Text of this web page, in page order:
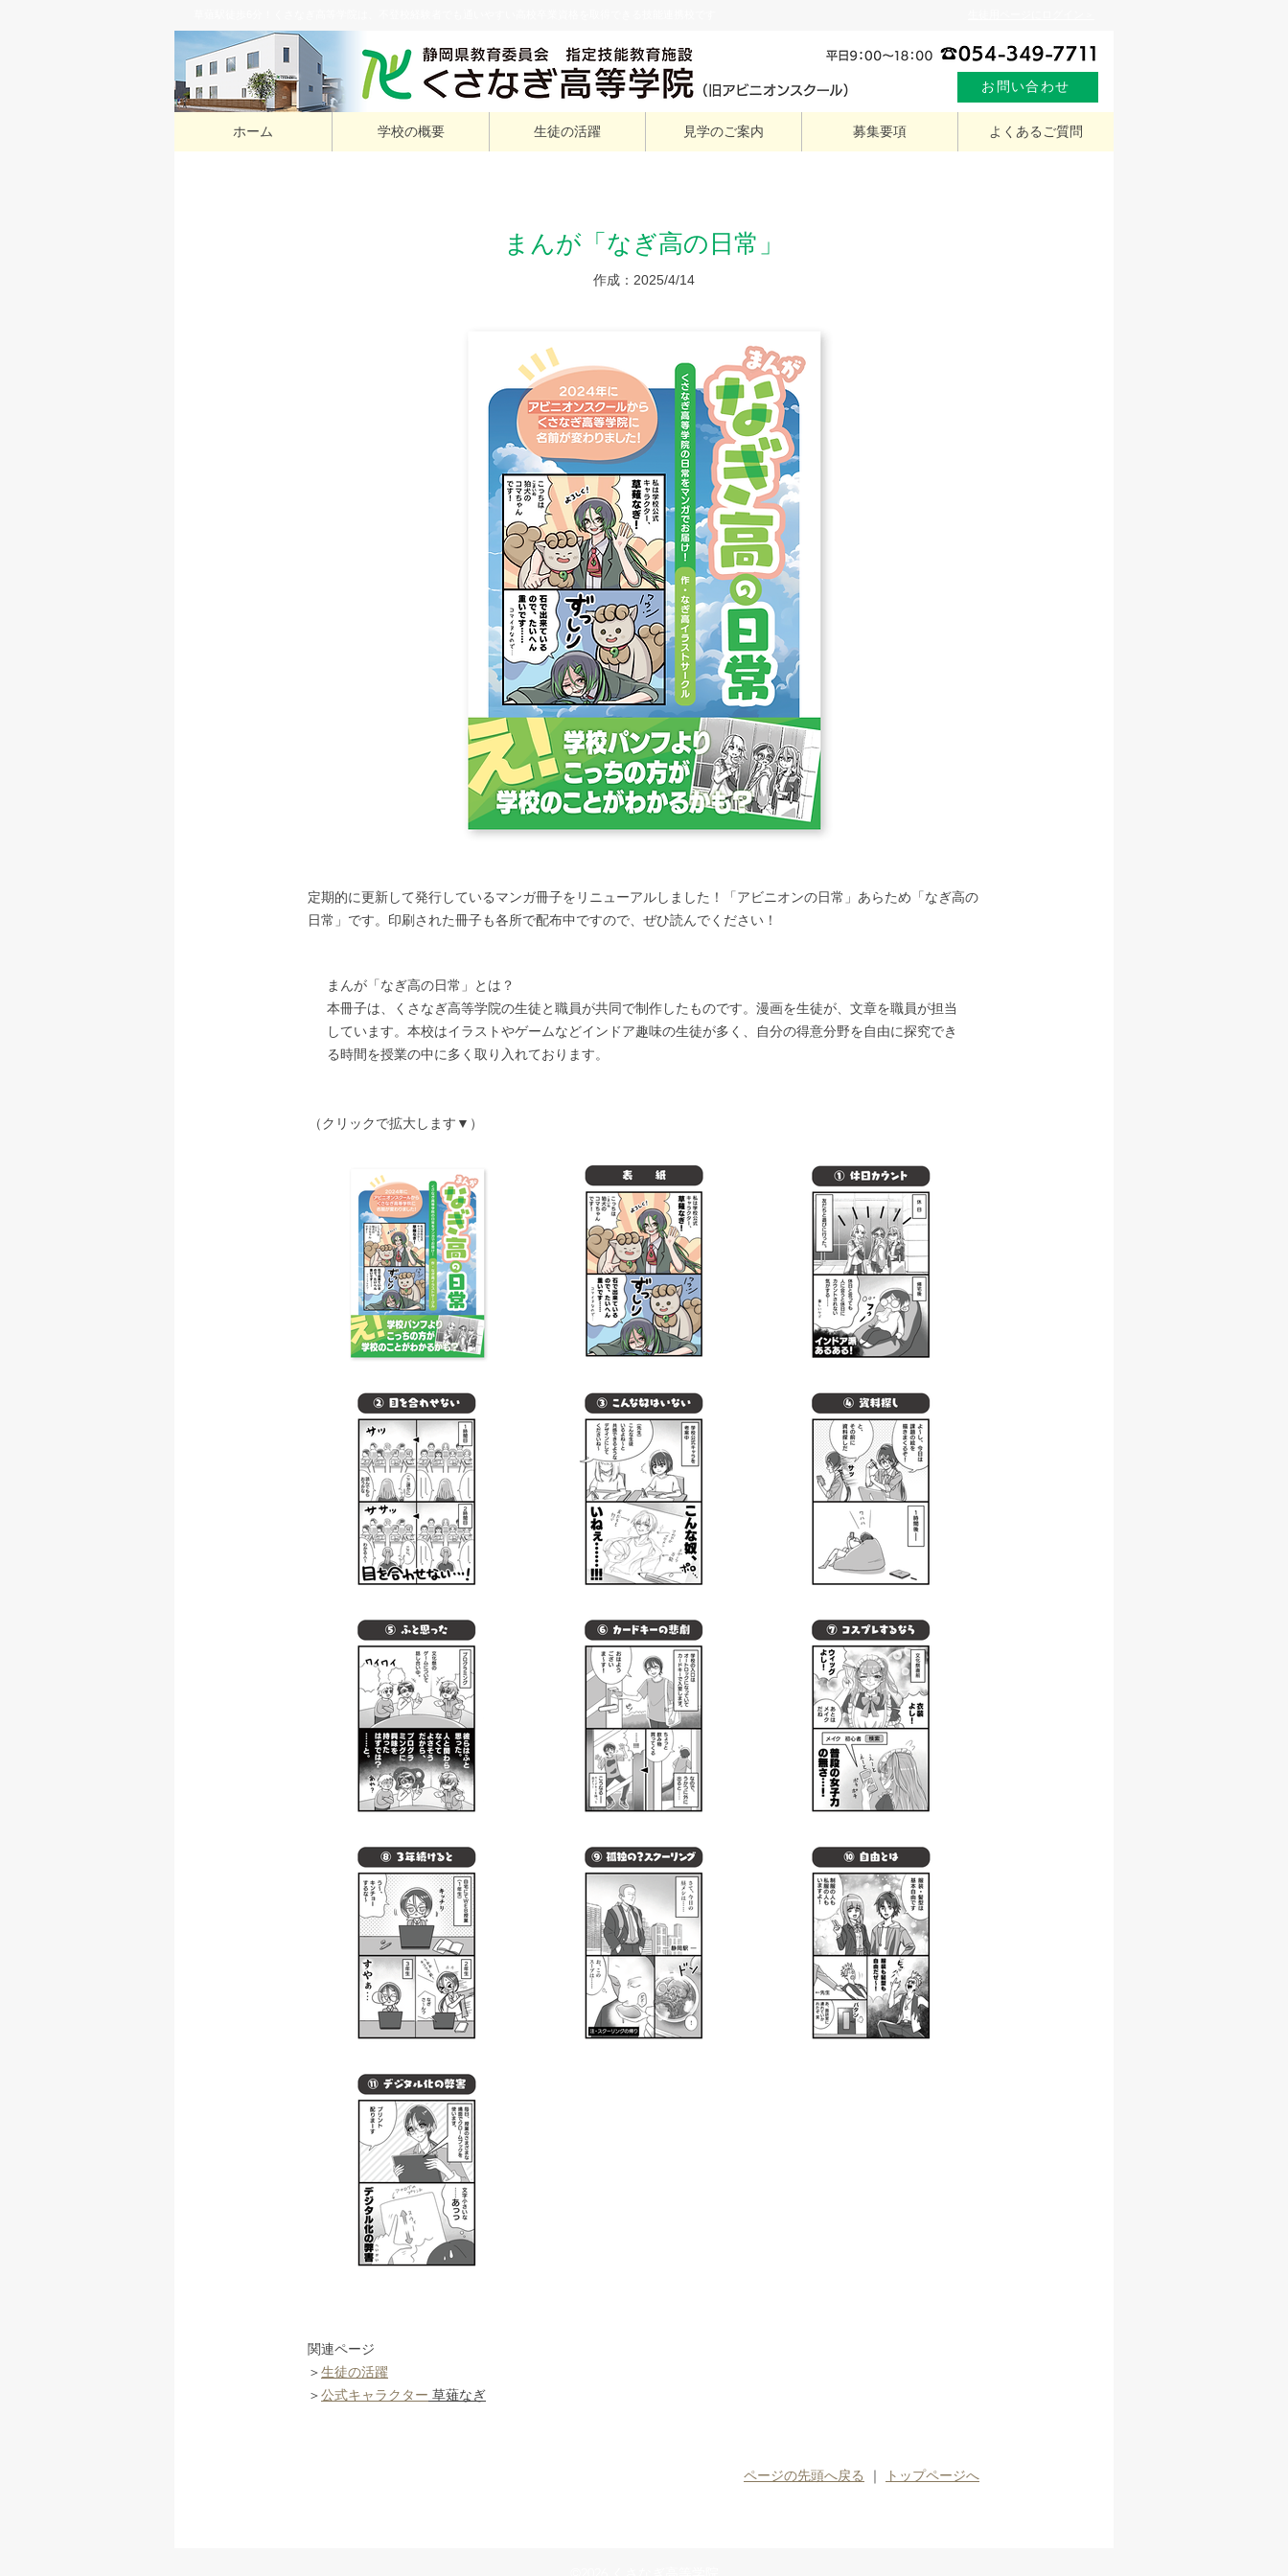
お問い合わせ
ホーム 学校の概要 生徒の活躍 見学のご案内 募集要項 よくあるご質問
まんが「なぎ高の日常」
作成：2025/4/14
定期的に更新して発行しているマンガ冊子をリニューアルしました！「アビニオンの日常」あらため「なぎ高の
日常」です。印刷された冊子も各所で配布中ですので、ぜひ読んでください！
まんが「なぎ高の日常」とは？
本冊子は、くさなぎ高等学院の生徒と職員が共同で制作したものです。漫画を生徒が、文章を職員が担当
しています。本校はイラストやゲームなどインドア趣味の生徒が多く、自分の得意分野を自由に探究でき
る時間を授業の中に多く取り入れております。
​（クリックで拡大します▼）
関連ページ
＞生徒の活躍
＞公式キャラクター ​ 草薙なぎ
ページの先頭へ戻る ｜ トップページへ